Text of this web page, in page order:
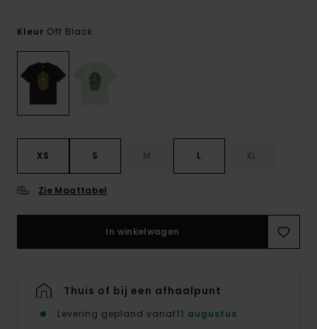
Kleur Off Black
XS S M L XL
Zie Maattabel
In winkelwagen
Thuis of bij een afhaalpunt
Levering gepland vanaf11 augustus